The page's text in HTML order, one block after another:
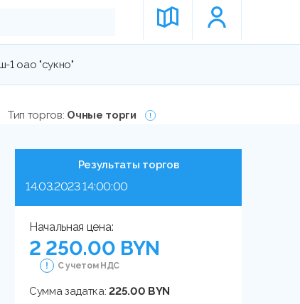
1 оао "сукно"
Тип торгов: Очные торги
Результаты торгов
14.03.2023 14:00:00
Начальная цена:
2 250.00 BYN
С учетом НДС
Сумма задатка:225.00 BYN